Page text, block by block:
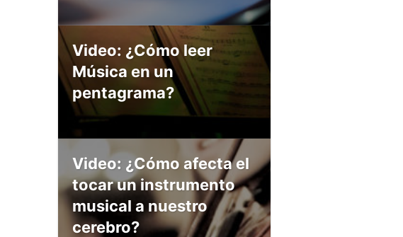
Video: ¿Cómo leer
Música en un
pentagrama?
Video: ¿Cómo afecta el
tocar un instrumento
musical a nuestro
cerebro?